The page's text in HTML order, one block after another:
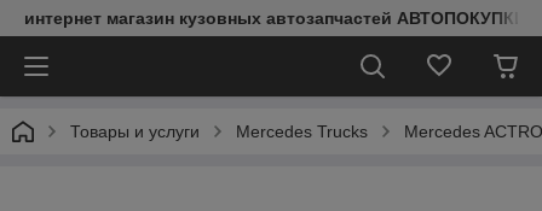
интернет магазин кузовных автозапчастей АВТОПОКУПКИ
Товары и услуги Mercedes Trucks Mercedes